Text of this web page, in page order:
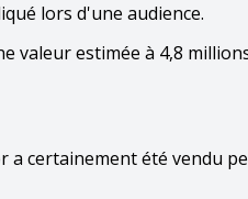
lors d'une audience.
valeur estimée à 4,8
a certainement été vendu